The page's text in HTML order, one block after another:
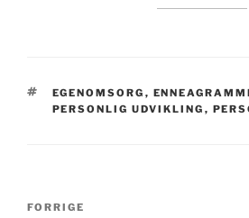
TAGS
EGENOMSORG ,
PERSONLIG UDVIKLING ,
Forrige
FORRIGE